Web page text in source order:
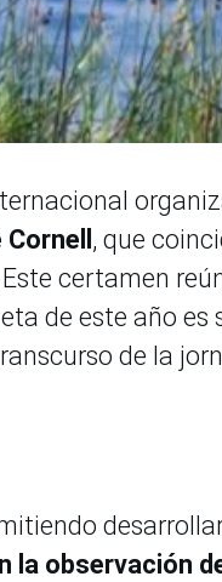
, que
certamen
de este año
de la
la observación